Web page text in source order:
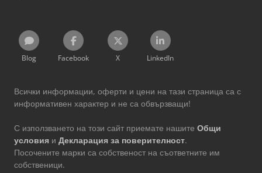
Blog Facebook X LinkedIn
Всички информации, оферти и цени на тази страница са с
информативен характер и не са обвързващи!
С използването на този сайт приемате нашите Общи
условия и Декларация за поверителност.
Посочените марки са собственост на съответните им
собственици.